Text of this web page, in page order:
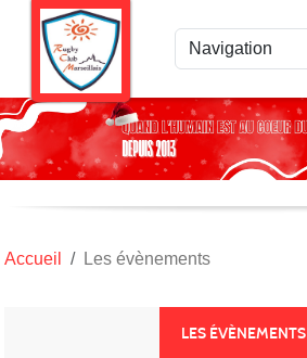
Accueil Les évènements
LES ÉVÈNEMENTS
Panneau de gestion des cookies